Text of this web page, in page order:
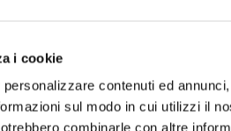
i cookie
contenuti ed
sul modo in cui utilizzi il
combinarle con altre